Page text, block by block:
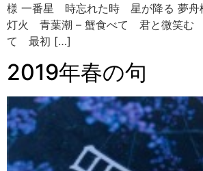
様 一番星 時忘れた時 星が降る 夢
灯火 青葉潮 – 蟹食べて 君と微笑む
て 最初 […]
2019年春の句